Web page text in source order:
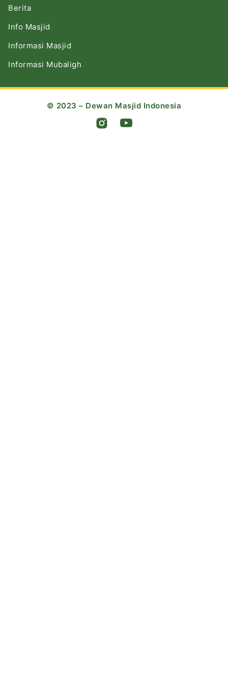
Berita
Info Masjid
Informasi Masjid
Informasi Mubaligh
© 2023 – Dewan Masjid Indonesia